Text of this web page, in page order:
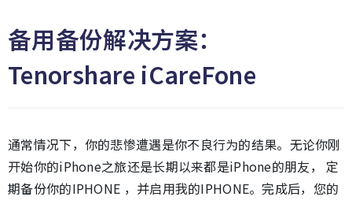
备用备份解决方案：
Tenorshare iCareFone
通常情况下，你的悲惨遭遇是你不良行为的结果。无论你刚
开始你的iPhone之旅还是长期以来都是iPhone的朋友， 定
期备份你的IPHONE ，并启用我的IPHONE。完成后，您的